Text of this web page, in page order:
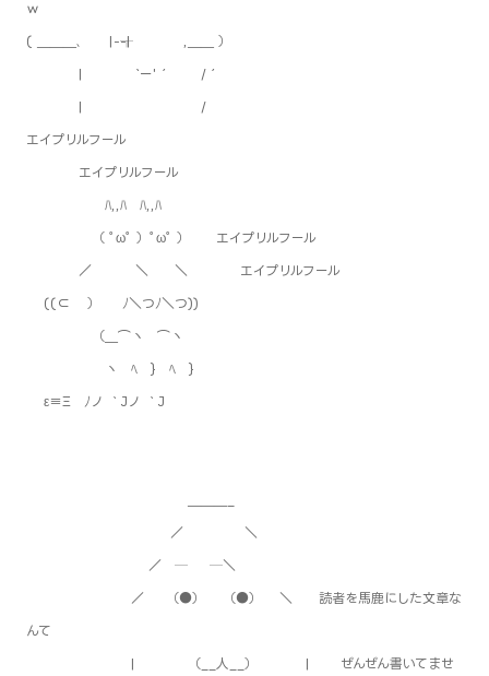
ｗ
( ＿＿＿､ |-┬-| ,＿＿ ）
| `ー'´ /´
| /
エイプリルフール
エイプリルフール
ﾊ,,ﾊ ﾊ,,ﾊ
（ ﾟωﾟ ）ﾟωﾟ ） エイプリルフール
／ ＼ ＼ エイプリルフール
((⊂ ） ﾉ＼つﾉ＼つ))
（＿⌒ヽ ⌒ヽ
ヽ ﾍ } ﾍ }
ε≡Ξ ﾉノ ｀Jノ ｀J
／ ＼
／ ─ ─ ＼
／ （●） （●） ＼ 読者を馬鹿にした文章な
んて
| （__人__） | ぜんぜん書いてませ